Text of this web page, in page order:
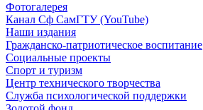
Фотогалерея
Канал Сф СамГТУ (YouTube)
Наши издания
Гражданско-патриотическое воспитание
Социальные проекты
Спорт и туризм
Центр технического творчества
Служба психологической поддержки